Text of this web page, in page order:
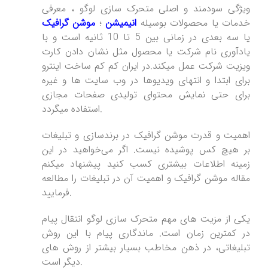
ویژگی سودمند و اصلی متحرک سازی لوگو ، معرفی
خدمات یا محصولات بوسیله انیمیشن؛ موشن گرافیک
یا سه بعدی در زمانی بین 5 تا 10 ثانیه است و با
یادآوری نام شرکت یا محصول مثل نشان دادن کارت
ویزیت شرکت عمل میکند.در ایران کم کم ساخت اینترو
برای ابتدا و انتهای ویدیوها در وب سایت ها و غیره
برای حتی نمایش محتوای تولیدی صفحات مجازی
استفاده میگردد.
اهمیت و قدرت موشن گرافیک در برندسازی و تبلیغات
بر هیچ کس پوشیده نیست. اگر می‌خواهید در این
زمینه اطلاعات بیشتری کسب کنید پیشنهاد میکنم
مقاله موشن گرافیک و اهمیت آن در تبلیغات را مطالعه
فرمایید.
یکی از مزیت های مهم متحرک سازی لوگو انتقال پیام
در کمترین زمان است. ماندگاری پیام با این روش
تبلیغاتی، در ذهن مخاطب بسیار بیشتر از روش های
دیگر است.